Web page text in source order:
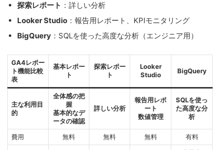
探索レポート ：詳しい分析
Looker Studio ：報告用レポート、KPIモニタリング
BigQuery ：SQLを使った高度な分析（エンジニア用）
GA4レポー
ト機能比較
表
基本レポー
ト
探索レポー
ト
Looker
Studio
BigQuery
主な利用目
的
全体感の把
握
基本的なデ
ータの確認
詳しい分析
報告用レポ
ート
数値管理
SQLを使っ
た高度な分
析
費用 無料 無料 無料 有料